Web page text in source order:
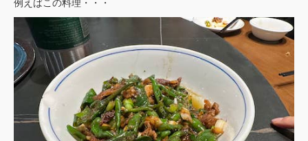
例えばこの料理・・・